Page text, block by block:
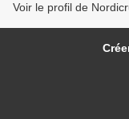
Voir le profil de